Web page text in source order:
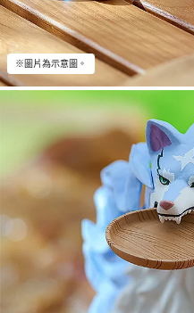
※圖片為示意圖。